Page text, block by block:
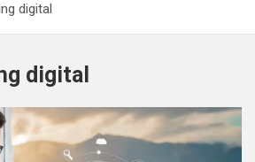
digital
digital